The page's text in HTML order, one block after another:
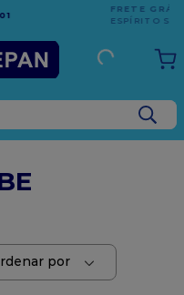
DE R$1.000,00 PARA O